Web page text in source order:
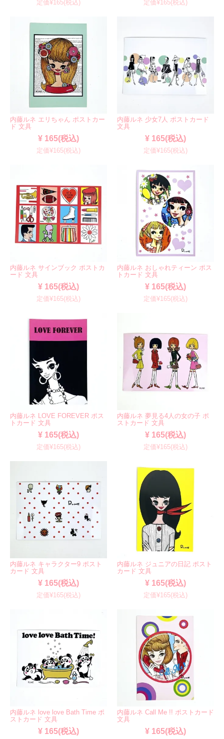
定価¥165(税込) 定価¥165(税込)
内藤ルネ エリちゃん ポストカー
ド 文具
¥ 165(税込)
定価¥165(税込)
内藤ルネ 少女7人 ポストカード
文具
¥ 165(税込)
定価¥165(税込)
内藤ルネ サインブック ポストカ
ード 文具
¥ 165(税込)
定価¥165(税込)
内藤ルネ おしゃれティーン ポス
トカード 文具
¥ 165(税込)
定価¥165(税込)
内藤ルネ LOVE FOREVER ポス
トカード 文具
¥ 165(税込)
定価¥165(税込)
内藤ルネ 夢見る4人の女の子 ポ
ストカード 文具
¥ 165(税込)
定価¥165(税込)
内藤ルネ キャラクター9 ポスト
カード 文具
¥ 165(税込)
定価¥165(税込)
内藤ルネ ジュニアの日記 ポスト
カード 文具
¥ 165(税込)
定価¥165(税込)
内藤ルネ love love Bath Time ポ
ストカード 文具
¥ 165(税込)
内藤ルネ Call Me !! ポストカード
文具
¥ 165(税込)